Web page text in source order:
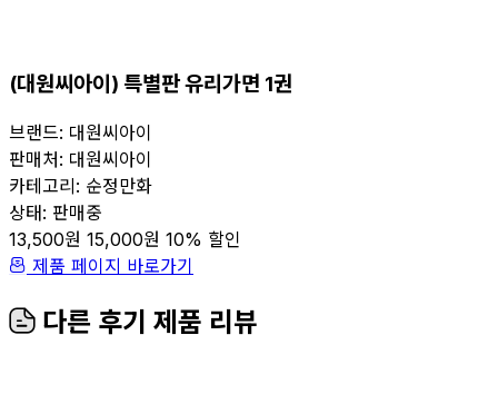
(대원씨아이) 특별판 유리가면 1권
브랜드: 대원씨아이
판매처: 대원씨아이
카테고리: 순정만화
상태: 판매중
13,500원 15,000원 10% 할인
제품 페이지 바로가기
다른 후기 제품 리뷰